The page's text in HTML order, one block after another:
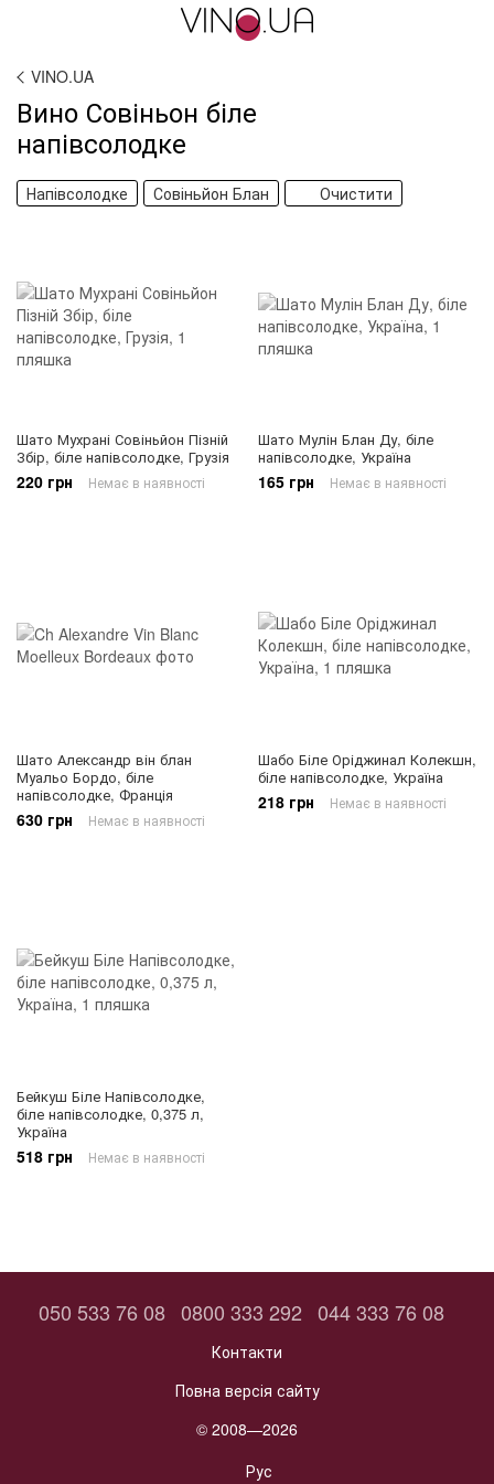
VINO.UA
Вино Совіньон біле
напівсолодке
Напівсолодке Совіньйон Блан Очистити
Шато Мухрані Совіньйон Пізній
Збір, біле напівсолодке, Грузія
220 грн Немає в наявності
Шато Мулін Блан Ду, біле
напівсолодке, Україна
165 грн Немає в наявності
Шато Александр він блан
Муальо Бордо, біле
напівсолодке, Франція
630 грн Немає в наявності
Шабо Біле Оріджинал Колекшн,
біле напівсолодке, Україна
218 грн Немає в наявності
Бейкуш Біле Напівсолодке,
біле напівсолодке, 0,375 л,
Україна
518 грн Немає в наявності
050 533 76 08 0800 333 292 044 333 76 08
Контакти
Повна версія сайту
© 2008—2026
Рус